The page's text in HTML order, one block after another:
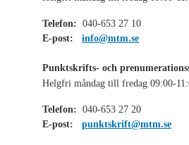
Telefon: 040-653 27 10
E-post:
info@mtm.se
Punktskrifts- och
Helgfri måndag till fredag 09:00-
Telefon: 040-653 27 20
E-post:
punktskrift@mtm.se